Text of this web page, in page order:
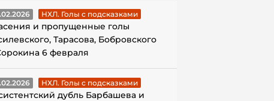
НХЛ. Голы с подсказками
и пропущенные голы
Тарасова, Бобровского
6 февраля
НХЛ. Голы с подсказками
дубль Барбашева и